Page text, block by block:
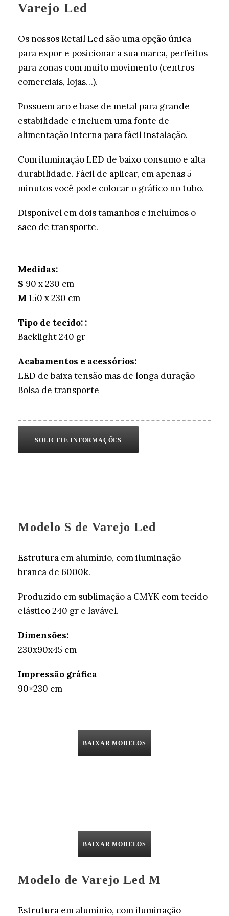
Varejo Led
Os nossos Retail Led são uma opção única
para expor e posicionar a sua marca, perfeitos
para zonas com muito movimento (centros
comerciais, lojas…).
Possuem aro e base de metal para grande
estabilidade e incluem uma fonte de
alimentação interna para fácil instalação.
Com iluminação LED de baixo consumo e alta
durabilidade. Fácil de aplicar, em apenas 5
minutos você pode colocar o gráfico no tubo.
Disponível em dois tamanhos e incluímos o
saco de transporte.
Medidas:
S 90 x 230 cm
M 150 x 230 cm
Tipo de tecido: :
Backlight 240 gr
Acabamentos e acessórios:
LED de baixa tensão mas de longa duração
Bolsa de transporte
SOLICITE INFORMAÇÕES
Modelo S de Varejo Led
Estrutura em alumínio, com iluminação
branca de 6000k.
Produzido em sublimação a CMYK com tecido
elástico 240 gr e lavável.
Dimensões:
230x90x45 cm
Impressão gráfica
90×230 cm
BAIXAR MODELOS
BAIXAR MODELOS
Modelo de Varejo Led M
Estrutura em alumínio, com iluminação